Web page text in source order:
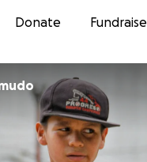
Skip to content
Donate Fundraise
Timudo